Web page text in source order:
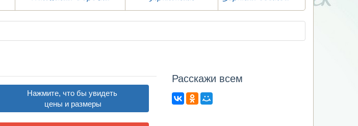
Нажмите, что бы увидеть
цены и размеры
Расcкажи всем